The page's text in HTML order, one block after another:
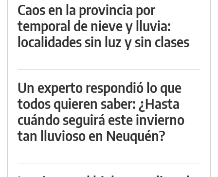
Caos en la provincia por
temporal de nieve y lluvia:
localidades sin luz y sin clases
Un experto respondió lo que
todos quieren saber: ¿Hasta
cuándo seguirá este invierno
tan lluvioso en Neuquén?